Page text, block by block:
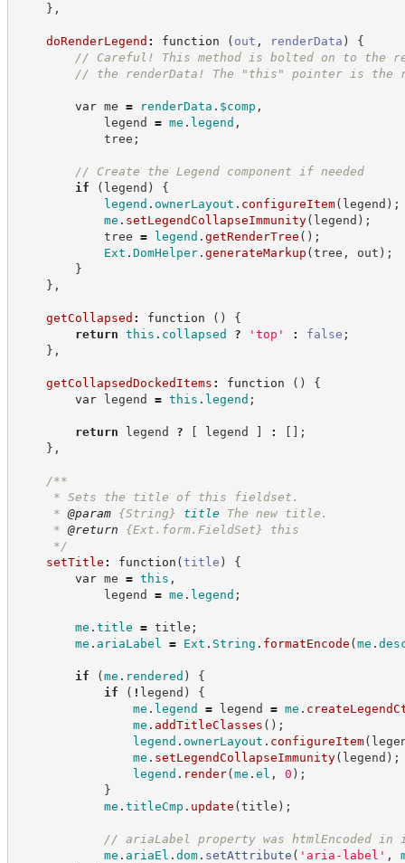
} ,
doRenderLegend : function ( out , renderData )
{
// Careful! This method is bolted on to the
// the renderData! The "this" pointer is the
var me = renderData . $comp ,
legend = me . legend ,
tree ;
// Create the Legend component if needed
if
( legend )
{
legend . ownerLayout . configureItem( legend ) ;
me . setLegendCollapseImmunity( legend ) ;
tree = legend . getRenderTree ( ) ;
Ext . DomHelper. generateMarkup (tree , out ) ;
}
} ,
getCollapsed : function ( )
{
return this . collapsed ? ' top ' : false ;
} ,
getCollapsedDockedItems : function ( )
{
var legend = this . legend ;
return legend ? [ legend ] : [ ] ;
} ,
/**
* Sets the title of this fieldset.
* @param {String} title
The new title.
* @return {Ext.form.FieldSet}
this
*/
setTitle : function (title )
{
var me = this ,
legend = me . legend ;
me . title = title ;
me . ariaLabel = Ext . String . formatEncode (me .
if (me . rendered )
{
if
( ! legend )
{
me . legend = legend = me .
me . addTitleClasses ( ) ;
legend . ownerLayout . configureItem(
me . setLegendCollapseImmunity( legend ) ;
legend . render(me . el , 0 ) ;
}
me . titleCmp . update (title ) ;
// ariaLabel property was htmlEncoded in
me . ariaEl . dom. setAttribute ( ' aria-label ' ,